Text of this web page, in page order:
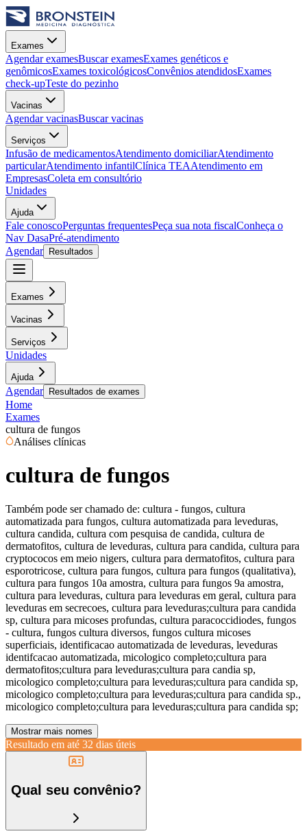
Exames
Agendar examesBuscar examesExames genéticos e
genômicosExames toxicológicosConvênios atendidosExames
check-upTeste do pezinho
Vacinas
Agendar vacinasBuscar vacinas
Serviços
Infusão de medicamentosAtendimento domiciliarAtendimento
particularAtendimento infantilClínica TEAAtendimento em
EmpresasColeta em consultório
Unidades
Ajuda
Fale conoscoPerguntas frequentesPeça sua nota fiscalConheça o
Nav DasaPré-atendimento
Agendar
Resultados
Exames
Vacinas
Serviços
Unidades
Ajuda
Agendar Resultados de exames
Home
Exames
cultura de fungos
Análises clínicas
cultura de fungos
Também pode ser chamado de: cultura - fungos, cultura
automatizada para fungos, cultura automatizada para leveduras,
cultura candida, cultura com pesquisa de candida, cultura de
dermatofitos, cultura de leveduras, cultura para candida, cultura para
cryptococos em meio nigers, cultura para dermatofitos, cultura para
esporotricose, cultura para fungos, cultura para fungos (qualitativa),
cultura para fungos 10a amostra, cultura para fungos 9a amostra,
cultura para leveduras, cultura para leveduras em geral, cultura para
leveduras em secrecoes, cultura para leveduras;cultura para candida
sp, cultura para micoses profundas, cultura paracoccidiodes, fungos
- cultura, fungos cultura diversos, fungos cultura micoses
superficiais, identificacao automatizada de leveduras, leveduras
identifcacao automatizada, micologico completo;cultura para
dermatofitos;cultura para leveduras;cultura para candia sp,
micologico completo;cultura para leveduras;cultura para candida sp,
micologico completo;cultura para leveduras;cultura para candida sp.,
micologico completo;cultura para leveduras;cultura para candida sp;
Mostrar mais nomes
Resultado em até 32 dias úteis
Qual seu convênio?